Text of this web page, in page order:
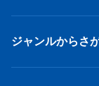
ジャンルからさ